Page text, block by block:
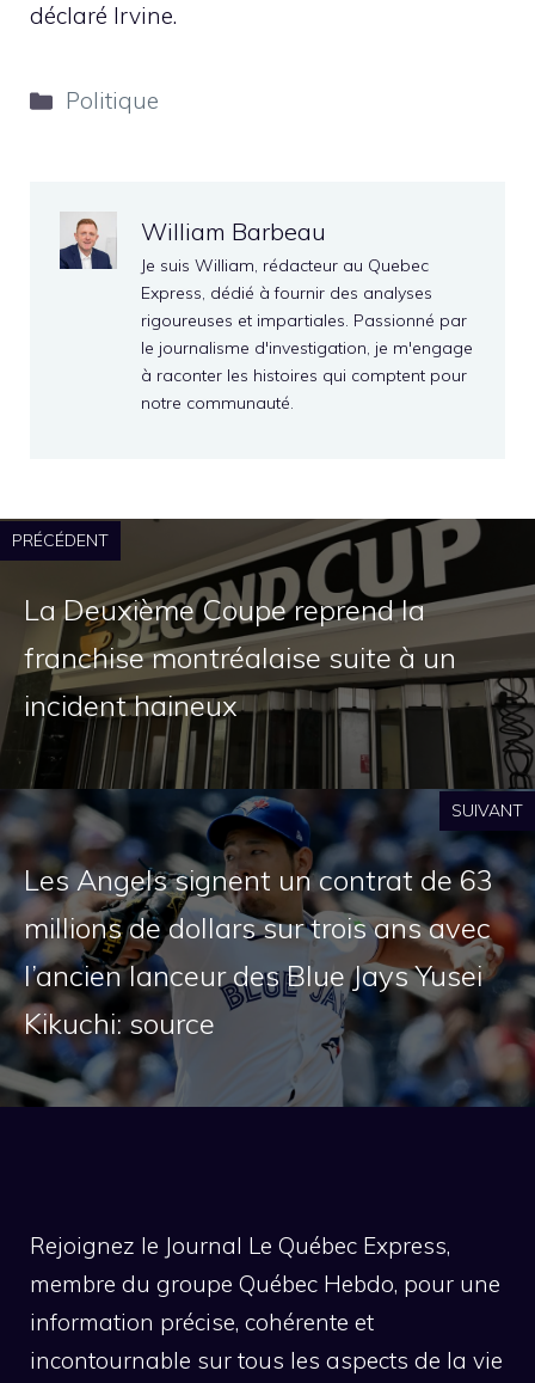
déclaré Irvine.
Catégories
Politique
William Barbeau
Je suis William, rédacteur au Quebec
Express, dédié à fournir des analyses
rigoureuses et impartiales. Passionné par
le journalisme d'investigation, je m'engage
à raconter les histoires qui comptent pour
notre communauté.
PRÉCÉDENT
La Deuxième Coupe reprend la
franchise montréalaise suite à un
incident haineux
SUIVANT
Les Angels signent un contrat de 63
millions de dollars sur trois ans avec
l’ancien lanceur des Blue Jays Yusei
Kikuchi: source
Rejoignez le Journal Le Québec Express,
membre du groupe Québec Hebdo, pour une
information précise, cohérente et
incontournable sur tous les aspects de la vie